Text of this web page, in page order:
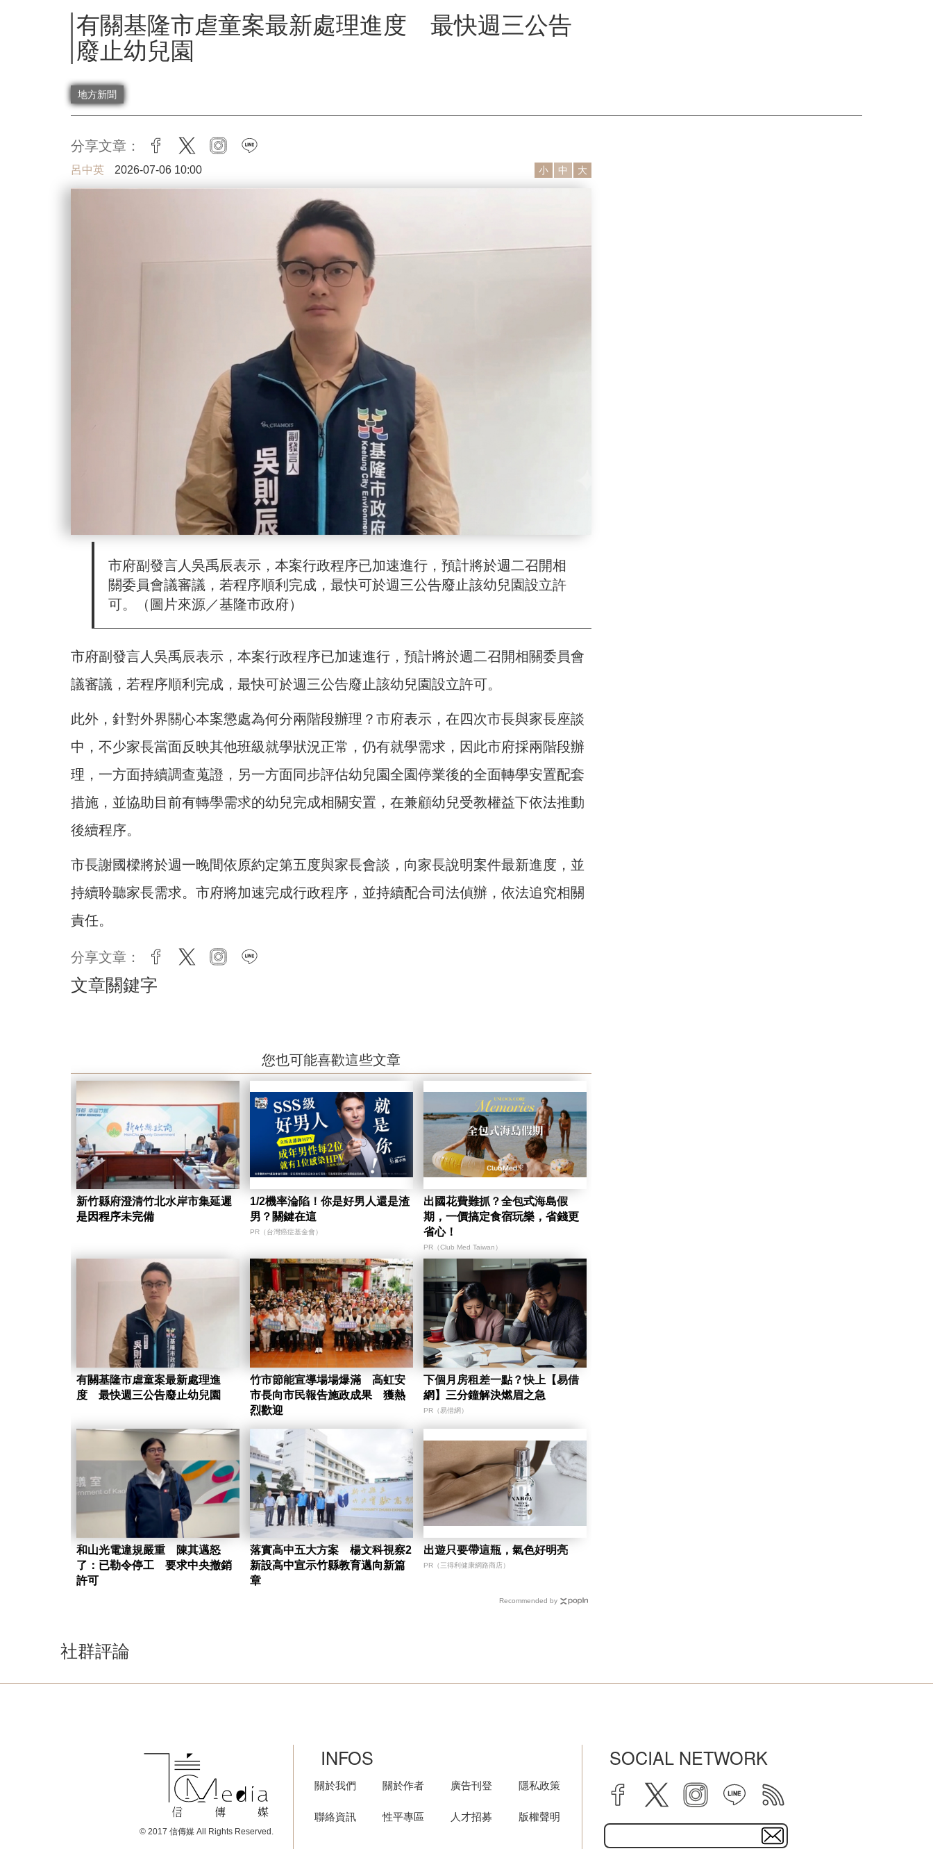
有關基隆市虐童案最新處理進度 最快週三公告
廢止幼兒園
地方新聞
分享文章： facebook
twitter instagram
呂中英 2026-07-06 10:00 小 中 大
市府副發言人吳禹辰表示，本案行政程序已加速進行，預計將於週二召開相
關委員會議審議，若程序順利完成，最快可於週三公告廢止該幼兒園設立許
可。（圖片來源／基隆市政府）
市府副發言人吳禹辰表示，本案行政程序已加速進行，預計將於週二召開相關委員會
議審議，若程序順利完成，最快可於週三公告廢止該幼兒園設立許可。
此外，針對外界關心本案懲處為何分兩階段辦理？市府表示，在四次市長與家長座談
中，不少家長當面反映其他班級就學狀況正常，仍有就學需求，因此市府採兩階段辦
理，一方面持續調查蒐證，另一方面同步評估幼兒園全園停業後的全面轉學安置配套
措施，並協助目前有轉學需求的幼兒完成相關安置，在兼顧幼兒受教權益下依法推動
後續程序。
市長謝國樑將於週一晚間依原約定第五度與家長會談，向家長說明案件最新進度，並
持續聆聽家長需求。市府將加速完成行政程序，並持續配合司法偵辦，依法追究相關
責任。
分享文章： facebook
twitter instagram
文章關鍵字
您也可能喜歡這些文章
新竹縣府澄清竹北水岸市集延遲
是因程序未完備
1/2機率淪陷！你是好男人還是渣
男？關鍵在這
PR（台灣癌症基金會）
出國花費難抓？全包式海島假
期，一價搞定食宿玩樂，省錢更
省心！
PR（Club Med Taiwan）
有關基隆市虐童案最新處理進
度 最快週三公告廢止幼兒園
竹市節能宣導場場爆滿 高虹安
市長向市民報告施政成果 獲熱
烈歡迎
下個月房租差一點？快上【易借
網】三分鐘解決燃眉之急
PR（易借網）
和山光電違規嚴重 陳其邁怒
了：已勒令停工 要求中央撤銷
許可
落實高中五大方案 楊文科視察2
新設高中宣示竹縣教育邁向新篇
章
出遊只要帶這瓶，氣色好明亮
PR（三得利健康網路商店）
Recommended by
社群評論
© 2017 信傳媒 All Rights Reserved.
INFOS
關於我們
聯絡資訊
關於作者
性平專區
廣告刊登
人才招募
隱私政策
版權聲明
SOCIAL NETWORK
facebook twitter instagram